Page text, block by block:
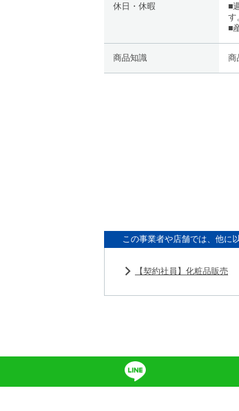
休日・休暇
■
す
■
商品知識 商
この事業者や店舗では、他に
【契約社員】化粧品販売